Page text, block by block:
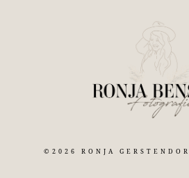
©2026 RONJA